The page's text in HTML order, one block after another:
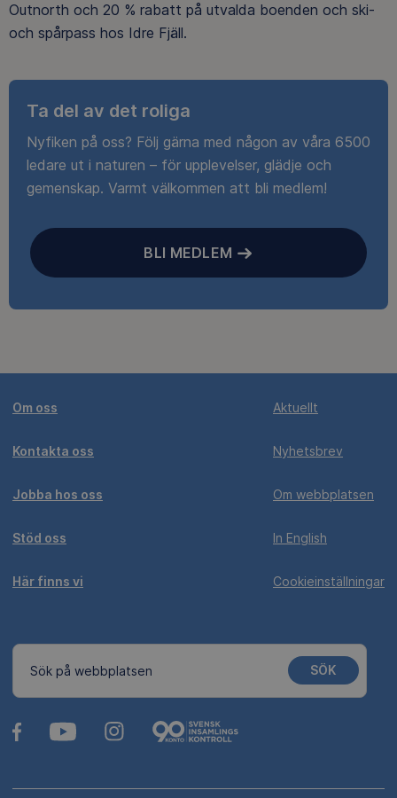
Outnorth och 20 % rabatt på utvalda boenden och ski-
och spårpass hos Idre Fjäll.
Ta del av det roliga
Nyfiken på oss? Följ gärna med någon av våra 6500
ledare ut i naturen – för upplevelser, glädje och
gemenskap. Varmt välkommen att bli medlem!
BLI MEDLEM
Om oss
Kontakta oss
Jobba hos oss
Stöd oss
Här finns vi
Aktuellt
Nyhetsbrev
Om webbplatsen
In English
Cookieinställningar
Sök på webbplatsen SÖK